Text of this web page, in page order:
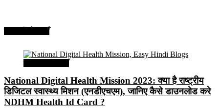
National Digital Health Mission 2023: क्या है राष्ट्रीय
डिजिटल स्वास्थ्य मिशन (एनडीएचएम), जानिए कैसे डाउनलोड करे
NDHM Health Id Card ?